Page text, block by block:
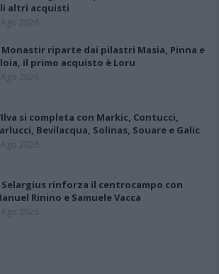
altri acquisti
2026
Monastir riparte dai pilastri Masia, Pinna e
il primo acquisto è Loru
Ago 2026
si completa con Markic, Contucci,
Bevilacqua, Solinas, Souare e Galic
Ago 2026
Selargius rinforza il centrocampo con
Rinino e Samuele Vacca
2026